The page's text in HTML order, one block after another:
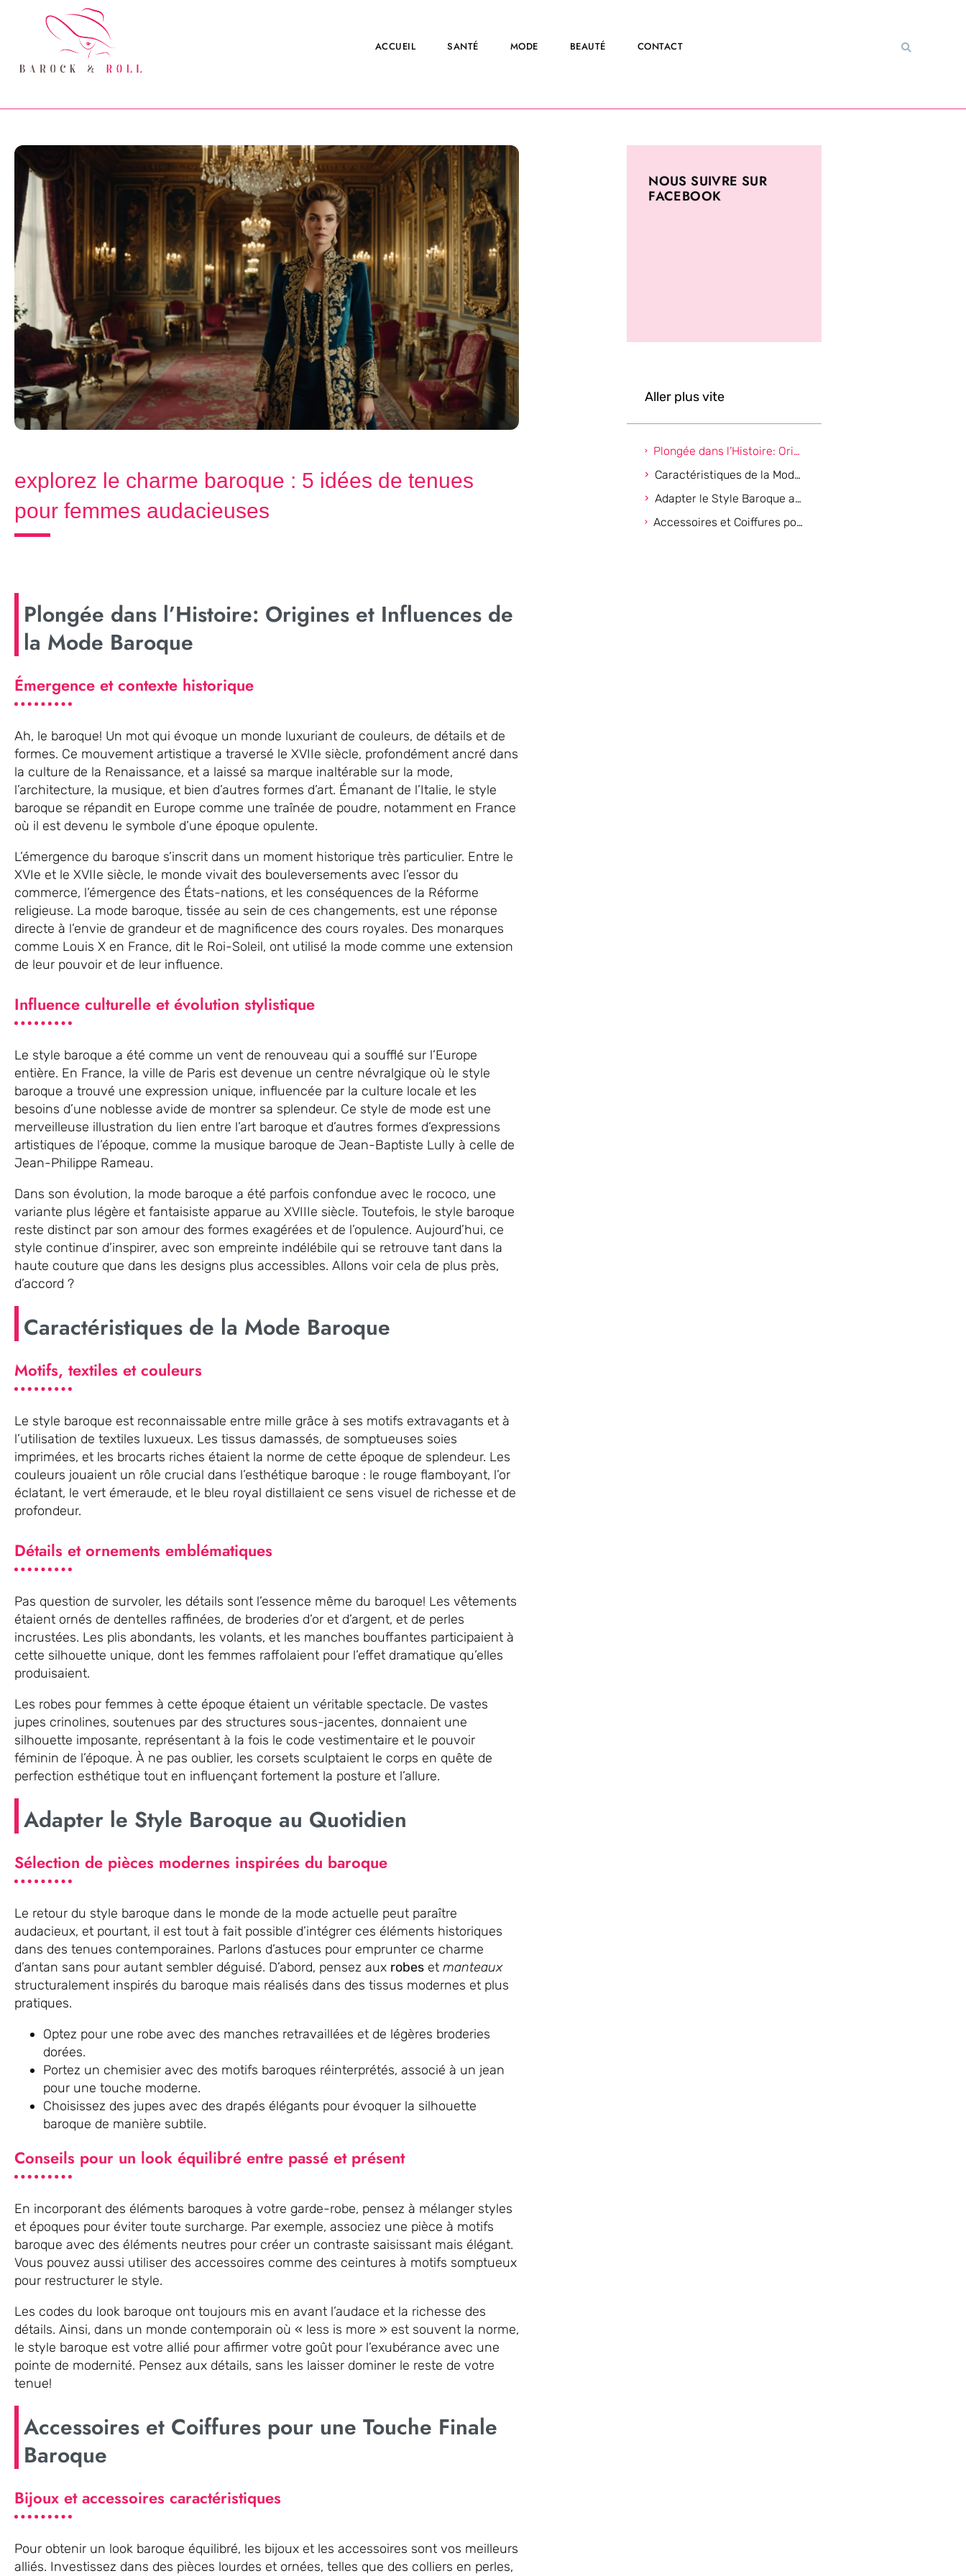
ACCUEIL SANTÉ MODE BEAUTÉ CONTACT
explorez le charme baroque : 5 idées de tenues
pour femmes audacieuses
Plongée dans l’Histoire: Origines et Influences de
la Mode Baroque
Émergence et contexte historique
Ah, le baroque! Un mot qui évoque un monde luxuriant de couleurs, de détails et de
formes. Ce mouvement artistique a traversé le XVIIe siècle, profondément ancré dans
la culture de la Renaissance, et a laissé sa marque inaltérable sur la mode,
l’architecture, la musique, et bien d’autres formes d’art. Émanant de l’Italie, le style
baroque se répandit en Europe comme une traînée de poudre, notamment en France
où il est devenu le symbole d’une époque opulente.
L’émergence du baroque s’inscrit dans un moment historique très particulier. Entre le
XVIe et le XVIIe siècle, le monde vivait des bouleversements avec l’essor du
commerce, l’émergence des États-nations, et les conséquences de la Réforme
religieuse. La mode baroque, tissée au sein de ces changements, est une réponse
directe à l’envie de grandeur et de magnificence des cours royales. Des monarques
comme Louis X en France, dit le Roi-Soleil, ont utilisé la mode comme une extension
de leur pouvoir et de leur influence.
Influence culturelle et évolution stylistique
Le style baroque a été comme un vent de renouveau qui a soufflé sur l’Europe
entière. En France, la ville de Paris est devenue un centre névralgique où le style
baroque a trouvé une expression unique, influencée par la culture locale et les
besoins d’une noblesse avide de montrer sa splendeur. Ce style de mode est une
merveilleuse illustration du lien entre l’art baroque et d’autres formes d’expressions
artistiques de l’époque, comme la musique baroque de Jean-Baptiste Lully à celle de
Jean-Philippe Rameau.
Dans son évolution, la mode baroque a été parfois confondue avec le rococo, une
variante plus légère et fantaisiste apparue au XVIIIe siècle. Toutefois, le style baroque
reste distinct par son amour des formes exagérées et de l’opulence. Aujourd’hui, ce
style continue d’inspirer, avec son empreinte indélébile qui se retrouve tant dans la
haute couture que dans les designs plus accessibles. Allons voir cela de plus près,
d’accord ?
Caractéristiques de la Mode Baroque
Motifs, textiles et couleurs
Le style baroque est reconnaissable entre mille grâce à ses motifs extravagants et à
l’utilisation de textiles luxueux. Les tissus damassés, de somptueuses soies
imprimées, et les brocarts riches étaient la norme de cette époque de splendeur. Les
couleurs jouaient un rôle crucial dans l’esthétique baroque : le rouge flamboyant, l’or
éclatant, le vert émeraude, et le bleu royal distillaient ce sens visuel de richesse et de
profondeur.
Détails et ornements emblématiques
Pas question de survoler, les détails sont l’essence même du baroque! Les vêtements
étaient ornés de dentelles raffinées, de broderies d’or et d’argent, et de perles
incrustées. Les plis abondants, les volants, et les manches bouffantes participaient à
cette silhouette unique, dont les femmes raffolaient pour l’effet dramatique qu’elles
produisaient.
Les robes pour femmes à cette époque étaient un véritable spectacle. De vastes
jupes crinolines, soutenues par des structures sous-jacentes, donnaient une
silhouette imposante, représentant à la fois le code vestimentaire et le pouvoir
féminin de l’époque. À ne pas oublier, les corsets sculptaient le corps en quête de
perfection esthétique tout en influençant fortement la posture et l’allure.
Adapter le Style Baroque au Quotidien
Sélection de pièces modernes inspirées du baroque
Le retour du style baroque dans le monde de la mode actuelle peut paraître
audacieux, et pourtant, il est tout à fait possible d’intégrer ces éléments historiques
dans des tenues contemporaines. Parlons d’astuces pour emprunter ce charme
d’antan sans pour autant sembler déguisé. D’abord, pensez aux robes et manteaux
structuralement inspirés du baroque mais réalisés dans des tissus modernes et plus
pratiques.
Optez pour une robe avec des manches retravaillées et de légères broderies
dorées.
Portez un chemisier avec des motifs baroques réinterprétés, associé à un jean
pour une touche moderne.
Choisissez des jupes avec des drapés élégants pour évoquer la silhouette
baroque de manière subtile.
Conseils pour un look équilibré entre passé et présent
En incorporant des éléments baroques à votre garde-robe, pensez à mélanger styles
et époques pour éviter toute surcharge. Par exemple, associez une pièce à motifs
baroque avec des éléments neutres pour créer un contraste saisissant mais élégant.
Vous pouvez aussi utiliser des accessoires comme des ceintures à motifs somptueux
pour restructurer le style.
Les codes du look baroque ont toujours mis en avant l’audace et la richesse des
détails. Ainsi, dans un monde contemporain où « less is more » est souvent la norme,
le style baroque est votre allié pour affirmer votre goût pour l’exubérance avec une
pointe de modernité. Pensez aux détails, sans les laisser dominer le reste de votre
tenue!
Accessoires et Coiffures pour une Touche Finale
Baroque
Bijoux et accessoires caractéristiques
Pour obtenir un look baroque équilibré, les bijoux et les accessoires sont vos meilleurs
alliés. Investissez dans des pièces lourdes et ornées, telles que des colliers en perles,
NOUS SUIVRE SUR
FACEBOOK
Aller plus vite
Plongée dans l’Histoire: Origines et Influences de la Mode Baroque
Caractéristiques de la Mode Baroque
Adapter le Style Baroque au Quotidien
Accessoires et Coiffures pour une Touche Finale Baroque